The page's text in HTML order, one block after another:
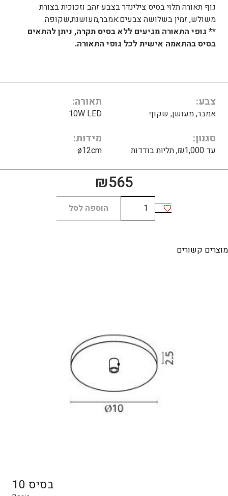
גוף תאורה תלוי בסיס צילינדר בצבע זהב וזכוכית בצורת
משולש, זמין בשלושה צבעים:אמבר,מעושנת,שקופה.
** גופי התאורה מגיעים ללא בסיס תקרה, ניתן להתאים
בסיס בהתאמה אישית לכל גופי התאורה.
צבע
אמבר, מעושן, שקוף
תאורה
10W LED
סגנון
עד ₪1,000, תליות בודדות
מידות
ø12cm
₪565
כמות
של
הוספה לסל
מוצרים קשורים
בסיס 10